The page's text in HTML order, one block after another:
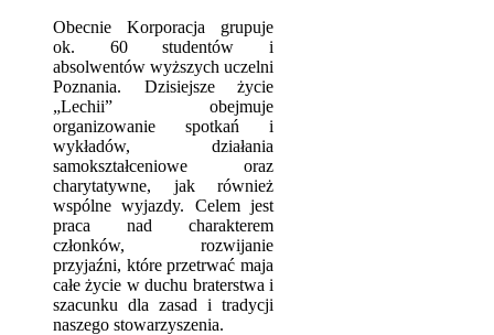
Obecnie Korporacja grupuje
ok. 60 studentów i
absolwentów wyższych uczelni
Poznania. Dzisiejsze życie
„Lechii” obejmuje
organizowanie spotkań i
wykładów, działania
samokształceniowe oraz
charytatywne, jak również
wspólne wyjazdy. Celem jest
praca nad charakterem
członków, rozwijanie
przyjaźni, które przetrwać maja
całe życie w duchu braterstwa i
szacunku dla zasad i tradycji
naszego stowarzyszenia.